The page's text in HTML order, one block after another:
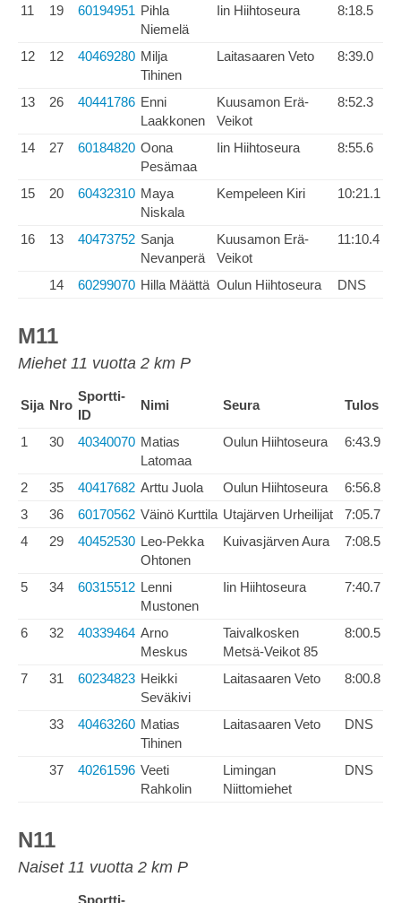
11 19 60194951 Pihla
Niemelä
Iin Hiihtoseura 8:18.5
12 12 40469280 Milja
Tihinen
Laitasaaren Veto 8:39.0
13 26 40441786 Enni
Laakkonen
Kuusamon Erä-
Veikot
8:52.3
14 27 60184820 Oona
Pesämaa
Iin Hiihtoseura 8:55.6
15 20 60432310 Maya
Niskala
Kempeleen Kiri 10:21.1
16 13 40473752 Sanja
Nevanperä
Kuusamon Erä-
Veikot
11:10.4
14 60299070 Hilla Määttä Oulun Hiihtoseura DNS
M11
Miehet 11 vuotta 2 km P
Sija Nro
Sportti-
ID
Nimi Seura Tulos
1 30 40340070 Matias
Latomaa
Oulun Hiihtoseura 6:43.9
2 35 40417682 Arttu Juola Oulun Hiihtoseura
6:56.8
3
36 60170562 Väinö Kurttila Utajärven Urheilijat
7:05.7
4
29 40452530 Leo-Pekka
Ohtonen
Kuivasjärven Aura 7:08.5
5 34 60315512 Lenni
Mustonen
Iin Hiihtoseura 7:40.7
6 32 40339464 Arno
Meskus
Taivalkosken
Metsä-Veikot 85
8:00.5
7 31 60234823 Heikki
Seväkivi
Laitasaaren Veto 8:00.8
33 40463260 Matias
Tihinen
Laitasaaren Veto DNS
37 40261596 Veeti
Rahkolin
Limingan
Niittomiehet
DNS
N11
Naiset 11 vuotta 2 km P
Sportti-